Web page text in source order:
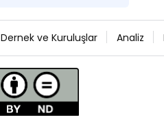
Dernek ve Kuruluşlar Analiz